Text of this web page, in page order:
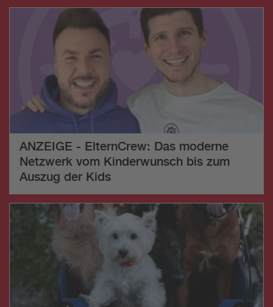
ANZEIGE - ElternCrew: Das moderne
Netzwerk vom Kinderwunsch bis zum
Auszug der Kids